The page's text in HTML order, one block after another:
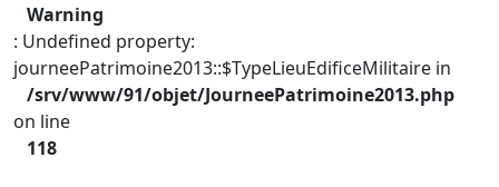
Warning
: Undefined property:
journeePatrimoine2013::$TypeLieuEdificeMilitaire in
/srv/www/91/objet/JourneePatrimoine2013.php
on line
118